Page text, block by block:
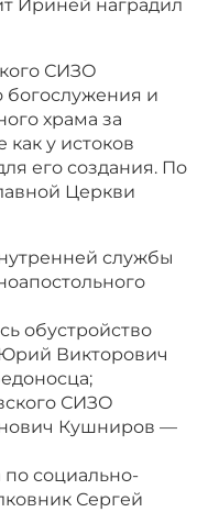
Ириней наградил
СИЗО
богослужения и
храма за
у истоков
его создания. По
Церкви
службы
обустройство
Викторович
СИЗО
Кушниров —
по социально-
Сергей